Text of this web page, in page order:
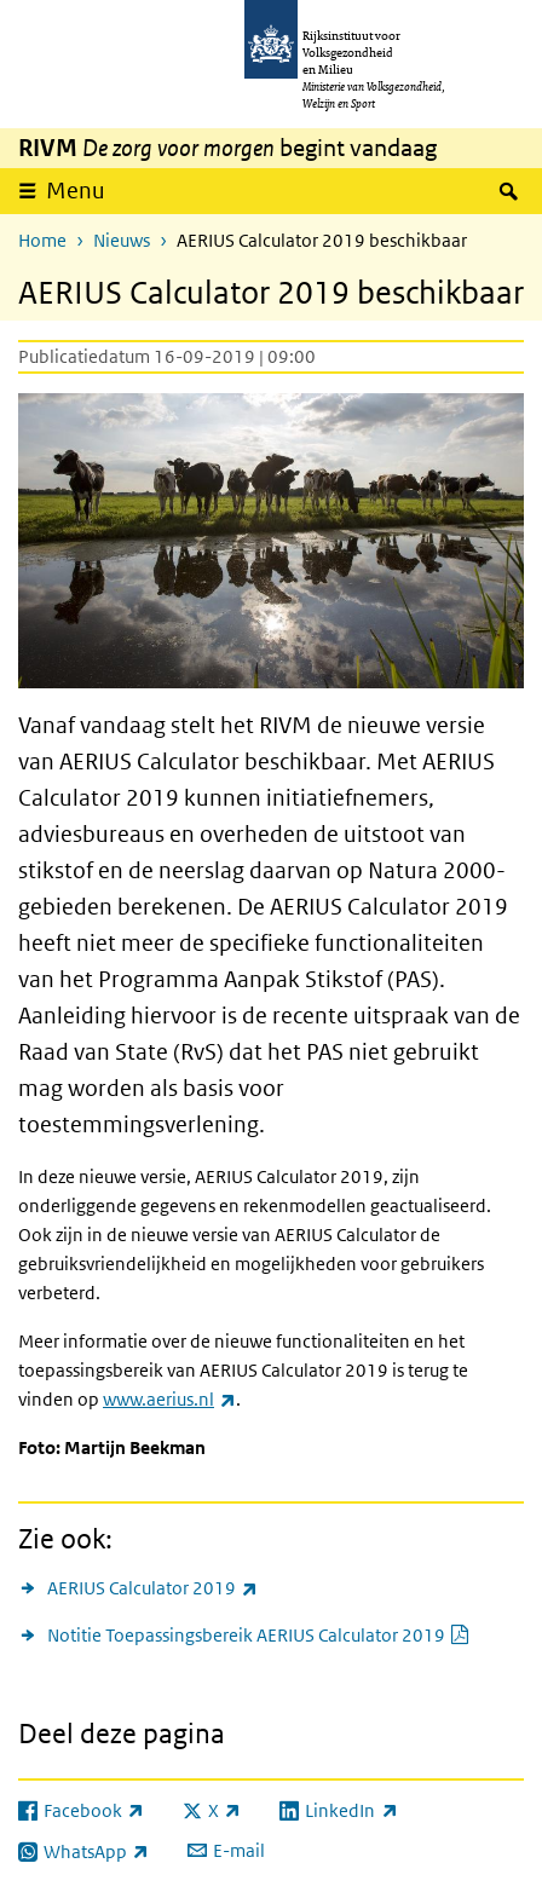
Overslaan en naar de inhoud gaan
Rijksinstituut voor
Volksgezondheid
en Milieu
Ministerie van Volksgezondheid,
Welzijn en Sport
RIVM De zorg voor morgen begint vandaag
Menu
Home Nieuws AERIUS Calculator 2019 beschikbaar
AERIUS Calculator 2019 beschikbaar
Publicatiedatum 16-09-2019 | 09:00
Vanaf vandaag stelt het RIVM de nieuwe versie
van AERIUS Calculator beschikbaar. Met AERIUS
Calculator 2019 kunnen initiatiefnemers,
adviesbureaus en overheden de uitstoot van
stikstof en de neerslag daarvan op Natura 2000-
gebieden berekenen. De AERIUS Calculator 2019
heeft niet meer de specifieke functionaliteiten
van het Programma Aanpak Stikstof (PAS).
Aanleiding hiervoor is de recente uitspraak van de
Raad van State (RvS) dat het PAS niet gebruikt
mag worden als basis voor
toestemmingsverlening.
In deze nieuwe versie, AERIUS Calculator 2019, zijn
onderliggende gegevens en rekenmodellen geactualiseerd.
Ook zijn in de nieuwe versie van AERIUS Calculator de
gebruiksvriendelijkheid en mogelijkheden voor gebruikers
verbeterd.
Meer informatie over de nieuwe functionaliteiten en het
toepassingsbereik van AERIUS Calculator 2019 is terug te
vinden op www.aerius.nl (externe link)
.
Foto: Martijn Beekman
Zie ook:
AERIUS Calculator 2019
Notitie Toepassingsbereik AERIUS Calculator 2019
Deel deze pagina
Facebook
(externe link) X
(externe link) LinkedIn
(externe link)
WhatsApp
(externe link) E-mail